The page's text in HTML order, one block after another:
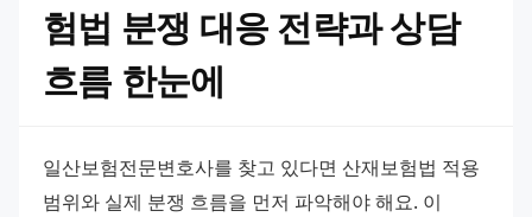
험법 분쟁 대응 전략과 상담
흐름 한눈에
일산보험전문변호사를 찾고 있다면 산재보험법 적용
범위와 실제 분쟁 흐름을 먼저 파악해야 해요. 이